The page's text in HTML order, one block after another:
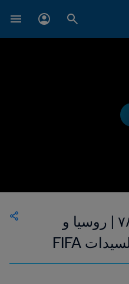
هدف غالينا كوماروفا '٧٨ | روسيا و
النرويج | كأس العالم للسيدات FIFA
١٩٩٩